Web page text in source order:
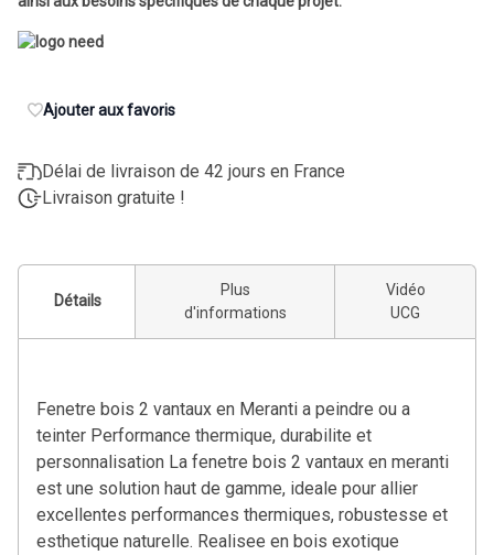
Ajouter aux favoris
Délai de livraison de 42 jours en France
Livraison gratuite !
Détails
Plus
d'informations
Vidéo
UCG
Fenetre bois 2 vantaux en Meranti a peindre ou a
teinter Performance thermique, durabilite et
personnalisation La fenetre bois 2 vantaux en meranti
est une solution haut de gamme, ideale pour allier
excellentes performances thermiques, robustesse et
esthetique naturelle. Realisee en bois exotique